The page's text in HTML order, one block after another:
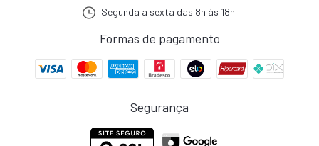
Segunda a sexta das 8h ás 18h.
Formas de pagamento
Segurança